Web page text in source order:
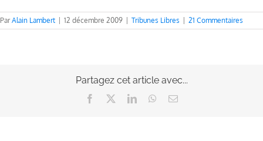
ParAlain Lambert 12 décembre 2009 Tribunes Libres 21 Commentaires
Partagez cet article avec...
Facebook LinkedInWhatsApp
Email